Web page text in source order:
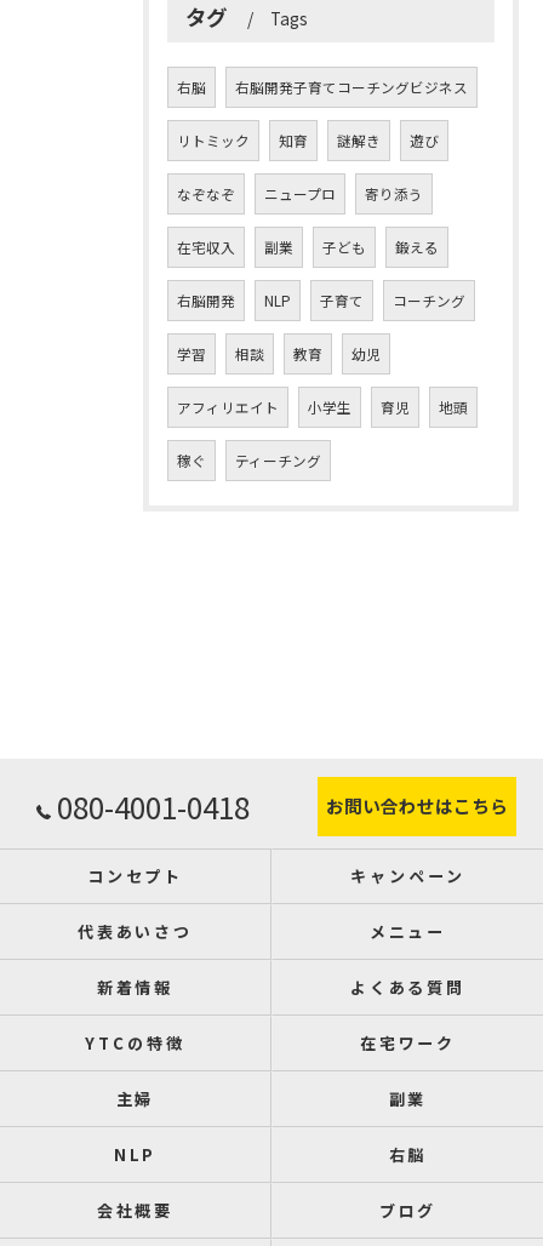
タグ Tags
右脳 右脳開発子育てコーチングビジネス
リトミック 知育 謎解き 遊び
なぞなぞ ニュープロ 寄り添う
在宅収入 副業 子ども 鍛える
右脳開発 NLP 子育て コーチング
学習 相談 教育 幼児
アフィリエイト 小学生 育児 地頭
稼ぐ ティーチング
080-4001-0418 お問い合わせはこちら
コンセプト キャンペーン
代表あいさつ メニュー
新着情報 よくある質問
YTCの特徴 在宅ワーク
主婦 副業
NLP 右脳
会社概要 ブログ